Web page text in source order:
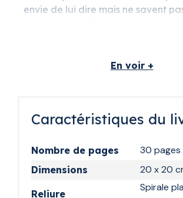
envie de lui dire mais ne savent
s'offre pas comme un bouquet de
Le cadeau de fin
lot
générique, pas de coloriage
En voir +
Caractéristiques du
Nombre de pages 30 pages
Dimensions 20 x 20
Reliure
Spirale